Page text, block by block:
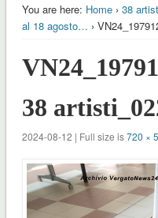
You are here: Home› 38
al 18 agosto… ›
38
2024-08-12 | Full size is720 ×